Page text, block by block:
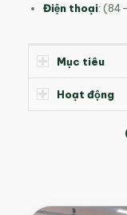
Điện thoại:
Mục tiêu
Hoạt động